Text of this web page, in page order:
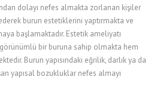
dolayı nefes almakta zorlanan kişiler
burun estetiklerini yaptırmakta ve
başlamaktadır. Estetik ameliyatı
bir buruna sahip olmakta hem
Burun yapısındaki eğrilik, darlık ya da
yapısal bozukluklar nefes almayı